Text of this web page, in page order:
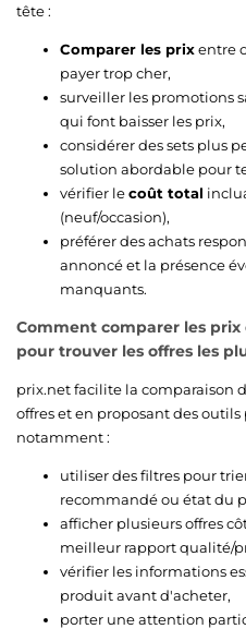
tête :
Comparer les prixentre
payer trop cher,
surveiller les promotions
qui font baisser les prix,
considérer des sets plus
solution abordable pour
vérifier lecoût total
(neuf/occasion),
préférer des achats
annoncé et la présence
manquants.
Comment comparer les prix
pour trouver les offres les
prix.net facilite la comparaison
offres et en proposant des outils
notamment :
utiliser des filtres pour
recommandé ou état du
afficher plusieurs offres
meilleur rapport qualité/
vérifier les informations
produit avant d'acheter,
porter une attention